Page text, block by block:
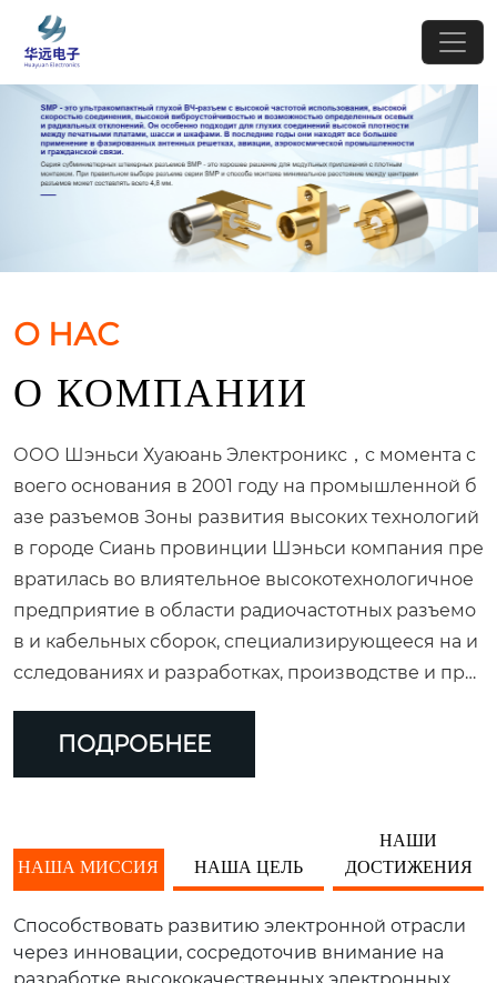
О НАС
О КОМПАНИИ
ООО Шэньси Хуаюань Электроникс，с момента с
воего основания в 2001 году на промышленной б
азе разъемов Зоны развития высоких технологий
в городе Сиань провинции Шэньси компания пре
вратилась во влиятельное высокотехнологичное
предприятие в области радиочастотных разъемо
в и кабельных сборок, специализирующееся на и
сследованиях и разработках, производстве и про
на создании превосходного бренда с профессион
кочастотные микропрямоугольные изделия, мик
роволновые устройства, стеклокерамические упл
отнительные изделия, а также изготовленные по
индивидуальному заказу разъемы, устойчивые к
ПОДРОБНЕЕ
НАША МИССИЯ НАША ЦЕЛЬ
НАШИ
ДОСТИЖЕНИЯ
Способствовать развитию электронной отрасли
через инновации, сосредоточив внимание на